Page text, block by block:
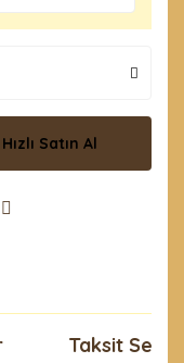
Hızlı Satın Al
Taksit